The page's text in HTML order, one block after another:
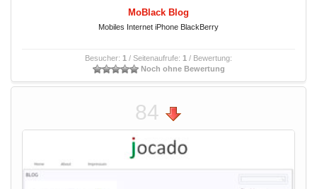
MoBlack Blog
Mobiles Internet iPhone BlackBerry
Besucher: 1 / Seitenaufrufe: 1 / Bewertung:
Noch ohne Bewertung
84